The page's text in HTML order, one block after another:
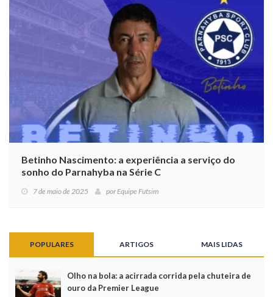
Betinho Nascimento: a experiência a serviço do
sonho do Parnahyba na Série C
7 de maio de 2025 por Equipe Futsim
POPULARES ARTIGOS MAIS LIDAS
Olho na bola: a acirrada corrida pela chuteira de
ouro da Premier League